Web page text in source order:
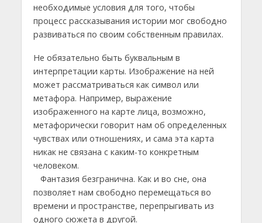
необходимые условия для того, чтобы
процесс рассказывания истории мог свободно
развиваться по своим собственным правилах.
Не обязательно быть буквальным в
интерпретации карты. Изображение на ней
может рассматриваться как символ или
метафора. Например, выражение
изображенного на карте лица, возможно,
метафорически говорит нам об определенных
чувствах или отношениях, и сама эта карта
никак не связана с каким-то конкретным
человеком.
Фантазия безгранична. Как и во сне, она
позволяет нам свободно перемещаться во
времени и пространстве, перепрыгивать из
одного сюжета в другой.